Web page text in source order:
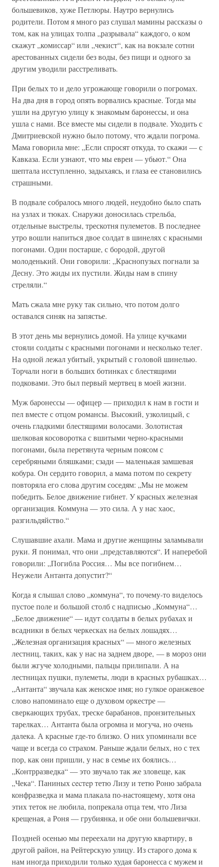
большевиков, хуже Петлюры. Наутро вернулись
родители. Потом я много раз слушал мамины рассказы о
том, как на улицах толпа „разрывала“ каждого, о ком
скажут „комиссар“ или „чекист“, как на вокзале сотни
арестованных сидели без воды, без пищи и одного за
другим уводили расстреливать.
При белых то и дело угрожающе говорили о погромах.
На два дня в город опять ворвались красные. Тогда мы
ушли на другую улицу к знакомым баронессы, и она
ушла с нами. Все вместе мы сидели в подвале. Уходить с
Дмитриевской нужно было потому, что ждали погрома.
Мама говорила мне: „Если спросят откуда, то скажи — с
Кавказа. Если узнают, что мы евреи — убьют.“ Она
шептала исступленно, задыхаясь, и глаза ее становились
страшными.
В подвале собралось много людей, неудобно было спать
на узлах и тюках. Снаружи доносилась стрельба,
отдельные выстрелы, трескотня пулеметов. В последнее
утро вошли напиться двое солдат в шинелях с красными
погонами. Один постарше, с бородой, другой
молоденький. Они говорили: „Краснопузых погнали за
Десну. Это жиды их пустили. Жиды нам в спину
стреляли.“
Мать сжала мне руку так сильно, что потом долго
оставался синяк на запястье.
В этот день мы вернулись домой. На улице кучками
стояли солдаты с красными погонами и несколько телег.
На одной лежал убитый, укрытый с головой шинелью.
Торчали ноги в больших ботинках с блестящими
подковами. Это был первый мертвец в моей жизни.
Муж баронессы — офицер — приходил к нам в гости и
пел вместе с отцом романсы. Высокий, узколицый, с
очень гладкими блестящими волосами. Золотистая
шелковая косоворотка с вшитыми черно-красными
погонами, была перетянута черным поясом с
серебряными бляшками; сзади — маленькая замшевая
кобура. Он сердито говорил, а мама потом по секрету
повторяла его слова другим соседям: „Мы не можем
победить. Белое движение гибнет. У красных железная
организация. Коммуна — это сила. А у нас хаос,
разгильдяйство.“
Слушавшие ахали. Мама и другие женщины заламывали
руки. Я понимал, что они „представляются“. И наперебой
говорили: „Погибла Россия… Мы все погибнем…
Неужели Антанта допустит?“
Когда я слышал слово „коммуна“, то почему-то виделось
пустое поле и большой столб с надписью „Коммуна“…
„Белое движение“ — идут солдаты в белых рубахах и
всадники в белых черкесках на белых лошадях…
„Железная организация красных“ — много железных
лестниц, таких, как у нас на заднем дворе, — в мороз они
были жгуче холодными, пальцы прилипали. А на
лестницах пушки, пулеметы, люди в красных рубашках…
„Антанта“ звучала как женское имя; но гулкое оранжевое
слово напоминало еще о духовом оркестре —
сверкающих трубах, треске барабанов, пронзительных
тарелках… Антанта была огромна и могуча, но очень
далека. А красные где-то близко. О них упоминали все
чаще и всегда со страхом. Раньше ждали белых, но с тех
пор, как они пришли, у нас в семье их боялись…
„Контрразведка“ — это звучало так же зловеще, как
„Чека“. Паниных cecтep тетю Лизу и тетю Роню забрала
конфразведка и мама плакала по-настоящему, хотя она
этих теток не любила, попрекала отца тем, что Лиза
крещеная, а Роня — грубиянка, и обе они большевички.
Поздней осенью мы переехали на другую квартиру, в
другой район, на Рейтерскую улицу. Из старого дома к
нам иногда приходили только худая баронесса с мужем и